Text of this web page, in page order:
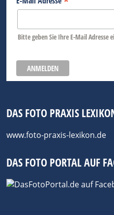
Bitte geben Sie Ihre E-Mail Adresse
DAS FOTO PRAXIS
www.foto-praxis-lexikon.de
DAS FOTO PORTAL AUF